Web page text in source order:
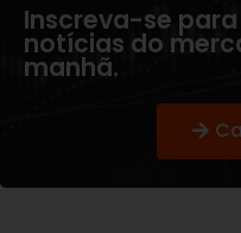
Inscreva-se
notícias do
manhã.